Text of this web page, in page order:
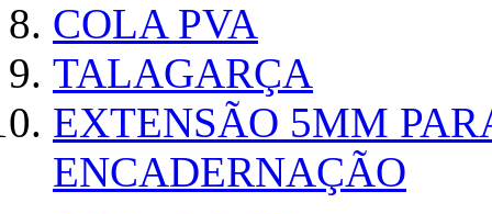
COLA PVA
TALAGARÇA
EXTENSÃO 5MM
ENCADERNAÇÃO